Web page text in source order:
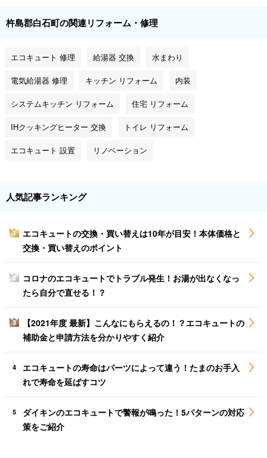
杵島郡白石町の関連リフォーム・修理
エコキュート 修理 給湯器 交換 水まわり
電気給湯器 修理 キッチン リフォーム 内装
システムキッチン リフォーム 住宅 リフォーム
IHクッキングヒーター 交換 トイレ リフォーム
エコキュート 設置 リノベーション
人気記事ランキング
1
エコキュートの交換・買い替えは10年が目安！本体価格と
交換・買い替えのポイント
2
コロナのエコキュートでトラブル発生！お湯が出なくなっ
たら自分で直せる！？
3
【2021年度 最新】こんなにもらえるの！？エコキュートの
補助金と申請方法を分かりやすく紹介
4
エコキュートの寿命はパーツによって違う！たまのお手入
れで寿命を延ばすコツ
5
ダイキンのエコキュートで警報が鳴った！5パターンの対応
策をご紹介